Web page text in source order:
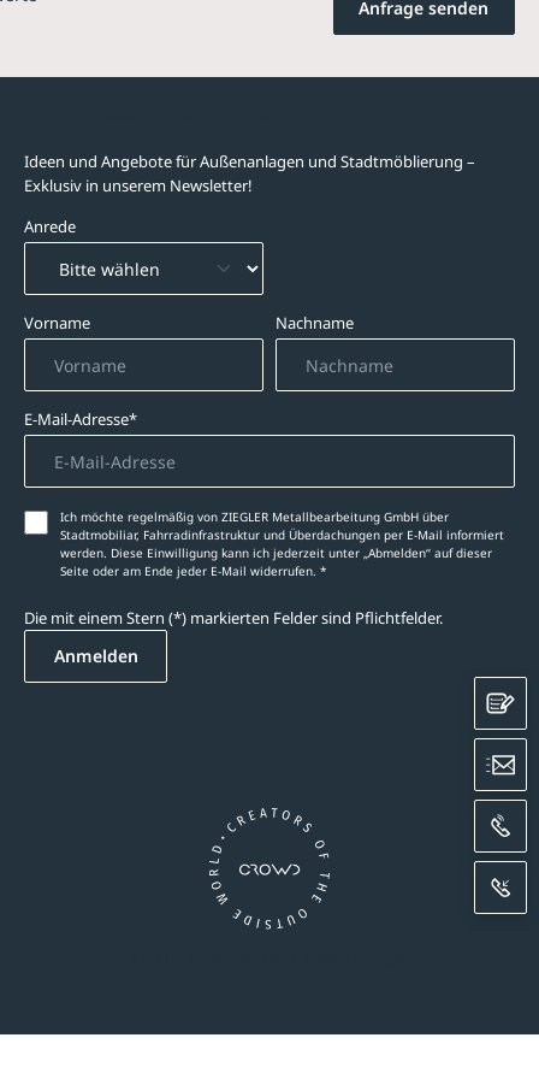
Anfrage senden
Ideen und Angebote für Außenanlagen und Stadtmöblierung –
Exklusiv in unserem Newsletter!
Anrede
Vorname Nachname
E-Mail-Adresse*
Ich möchte regelmäßig von ZIEGLER Metallbearbeitung GmbH über
Stadtmobiliar, Fahrradinfrastruktur und Überdachungen per E-Mail informiert
werden. Diese Einwilligung kann ich jederzeit unter „Abmelden‘‘ auf dieser
Seite oder am Ende jeder E-Mail widerrufen. *
Die mit einem Stern (*) markierten Felder sind Pflichtfelder.
Anmelden